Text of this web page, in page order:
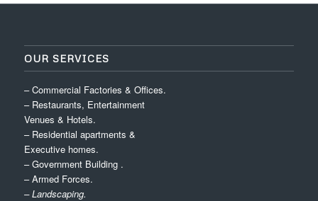
OUR SERVICES
– Commercial Factories & Offices.
– Restaurants, Entertainment
Venues & Hotels.
– Residential apartments &
Executive homes.
– Government Building .
– Armed Forces.
– Landscaping.